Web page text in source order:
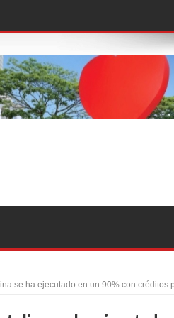
SISMAP municipal
se ha ejecutado en un 90% con créditos